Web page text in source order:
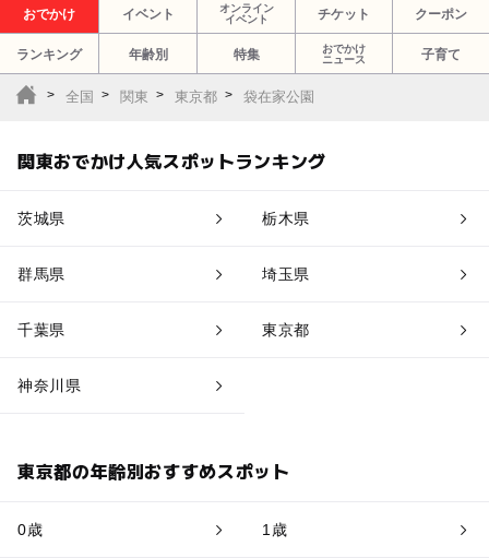
おでかけ イベント
オンライン
イベント
チケット クーポン
ランキング 年齢別 特集
おでかけ
ニュース
子育て
全国 関東 東京都 袋在家公園
関東おでかけ人気スポットランキング
茨城県 栃木県
群馬県 埼玉県
千葉県 東京都
神奈川県
東京都の年齢別おすすめスポット
0歳 1歳